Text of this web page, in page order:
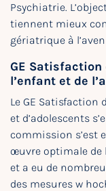
Psychiatrie.
tiennent mieux
gériatrique à
GE
l’enfant et de
Le GE Satisfaction
et d’adolescents
commission s’est
œuvre optimale de
et a eu de
des mesures w